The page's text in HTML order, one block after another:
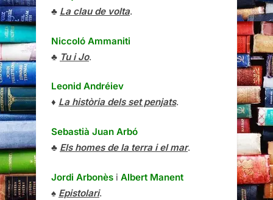
♣ La clau de volta.
Niccoló Ammaniti
♣ Tu i Jo.
Leonid Andréiev
♦ La història dels set penjats.
Sebastià Juan Arbó
♣ Els homes de la terra i el mar.
Jordi Arbonès i Albert Manent
♠ Epistolari.